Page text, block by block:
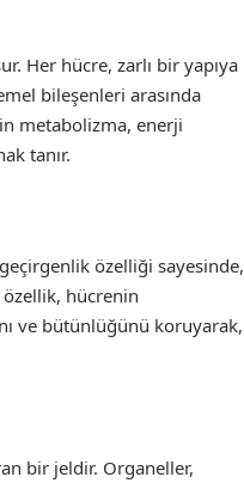
Her hücre, zarlı bir yapıya
bileşenleri arasında
metabolizma, enerji
tanır.
özelliği sayesinde,
özellik, hücrenin
ve bütünlüğünü koruyarak,
bir jeldir. Organeller,